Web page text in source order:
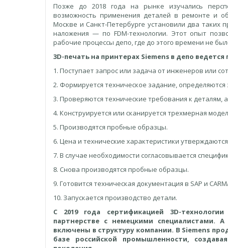
Позже до 2018 года на рынке изучались
возможность применения деталей в ремонте и
Москве и Санкт-Петербурге установили два
наложения — по FDM-технологии. Этот опыт
рабочие процессы депо, где до этого времени не
3D-печать на принтерах Siemens в депо
1. Поступает запрос или задача от инженеров или
2. Формируется техническое задание, определяются
3. Проверяются технические требования к деталям,
4. Конструируется или сканируется трехмерная
5. Производятся пробные образцы.
6. Цена и технические характеристики
7. В случае необходимости согласовывается
8. Снова производятся пробные образцы.
9. Готовится техническая документация в SAP и
10. Запускается производство детали.
С 2019 года сертификацией 3D-
партнерстве с немецкими специалистами.
включены в структуру компании. В Siemens
базе российской промышленности,